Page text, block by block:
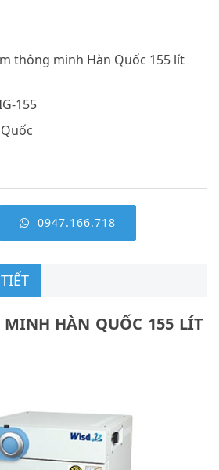
thông minh Hàn Quốc 155 lít
155
0947.166.718
HÀN QUỐC 155 LÍT